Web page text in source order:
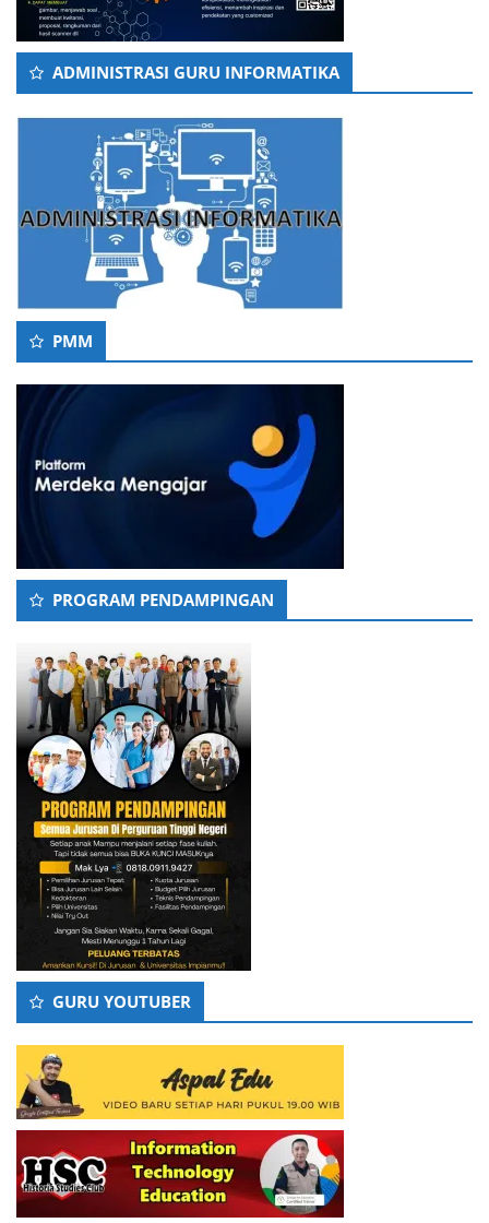
ADMINISTRASI GURU INFORMATIKA
PMM
PROGRAM PENDAMPINGAN
GURU YOUTUBER